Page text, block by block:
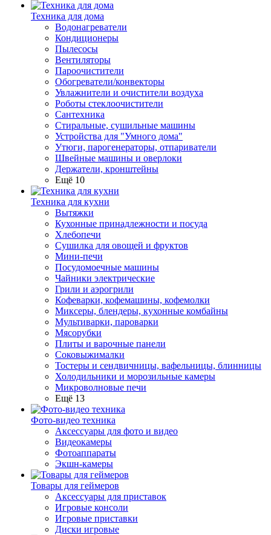
Техника для дома
Водонагреватели
Кондиционеры
Пылесосы
Вентиляторы
Пароочистители
Обогреватели/конвекторы
Увлажнители и очистители воздуха
Роботы стеклоочистители
Сантехника
Стиральные, сушильные машины
Устройства для "Умного дома"
Утюги, парогенераторы, отпариватели
Швейные машины и оверлоки
Держатели, кронштейны
Ещё 10
Техника для кухни
Вытяжки
Кухонные принадлежности и посуда
Хлебопечи
Сушилка для овощей и фруктов
Мини-печи
Посудомоечные машины
Чайники электрические
Грили и аэрогрили
Кофеварки, кофемашины, кофемолки
Миксеры, блендеры, кухонные комбайны
Мультиварки, пароварки
Мясорубки
Плиты и варочные панели
Соковыжималки
Тостеры и сендвичницы, вафельницы, блинницы
Холодильники и морозильные камеры
Микроволновые печи
Ещё 13
Фото-видео техника
Аксессуары для фото и видео
Видеокамеры
Фотоаппараты
Экшн-камеры
Товары для геймеров
Аксессуары для приставок
Игровые консоли
Игровые приставки
Диски игровые